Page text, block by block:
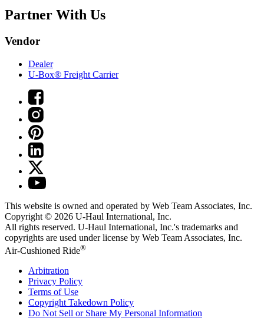
Partner With Us
Vendor
Dealer
U-Box® Freight Carrier
This website is owned and operated by Web Team Associates, Inc.
Copyright © 2026 U-Haul International, Inc.
All rights reserved. U-Haul International, Inc.'s trademarks and
copyrights are used under license by Web Team Associates, Inc.
Air-Cushioned Ride®
Arbitration
Privacy Policy
Terms of Use
Copyright Takedown Policy
Do Not Sell or Share My Personal Information